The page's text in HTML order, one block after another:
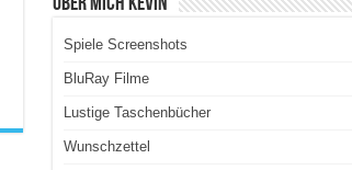
Über Mich Kevin
Spiele Screenshots
BluRay Filme
Lustige Taschenbücher
Wunschzettel